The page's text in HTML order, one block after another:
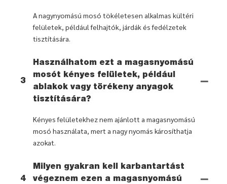
A nagynyomású mosó tökéletesen alkalmas kültéri
felületek, például felhajtók, járdák és fedélzetek
tisztítására.
3
Használhatom ezt a magasnyomású
mosót kényes felületek, például
ablakok vagy törékeny anyagok
tisztítására?
Kényes felületekhez nem ajánlott a magasnyomású
mosó használata, mert a nagy nyomás károsíthatja
azokat.
4
Milyen gyakran kell karbantartást
végeznem ezen a magasnyomású